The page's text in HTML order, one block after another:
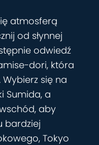
atmosferą
od słynnej
odwiedź
dori, która
się na
Sumida, a
aby
bardziej
Tokyo